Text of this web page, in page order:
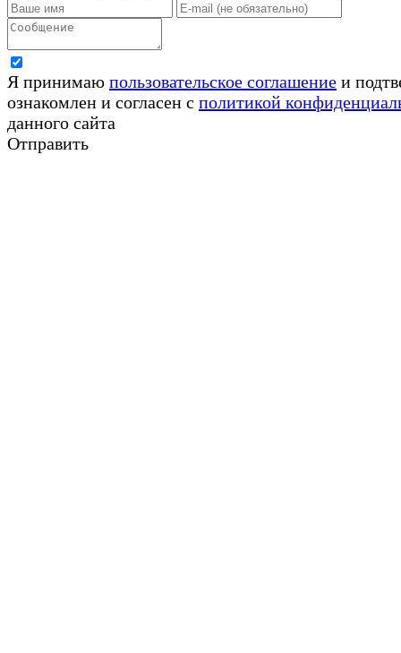
Я принимаю пользовательское соглашение и
ознакомлен и согласен с политикой
данного сайта
Отправить